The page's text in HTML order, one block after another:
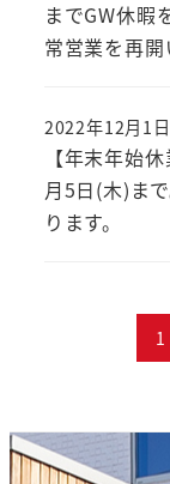
までGW休暇
常営業を再開
【年末年始
月5日(木)ま
ります。
2022年12月1日
の
ペ
1